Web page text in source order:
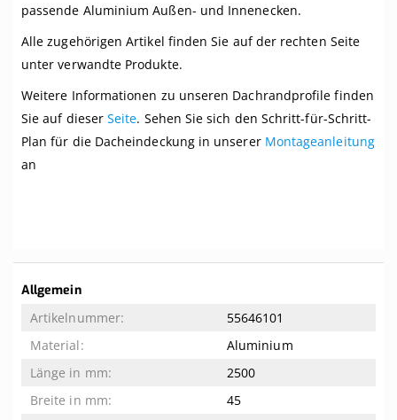
passende Aluminium Außen- und Innenecken.
Alle zugehörigen Artikel finden Sie auf der rechten Seite
unter verwandte Produkte.
Weitere Informationen zu unseren Dachrandprofile finden
Sie auf dieserSeite. Sehen Sie sich den Schritt-für-Schritt-
Plan für die Dacheindeckung in unserer Montageanleitung
an
Weitere
Informationen
Allgemein
55646101
Aluminium
2500
45